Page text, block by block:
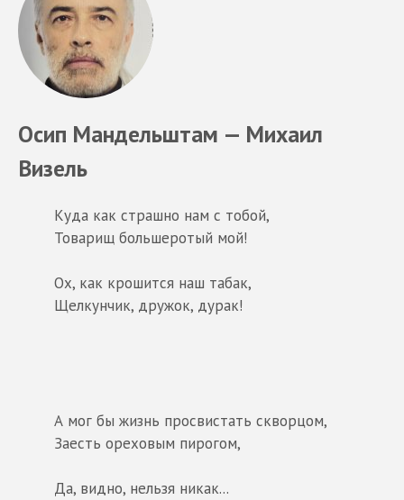
Осип Мандельштам — Михаил
Визель
Куда как страшно нам с тобой,
Товарищ большеротый мой!
Ох, как крошится наш табак,
Щелкунчик, дружок, дурак!
А мог бы жизнь просвистать скворцом,
Заесть ореховым пирогом,
Да, видно, нельзя никак...